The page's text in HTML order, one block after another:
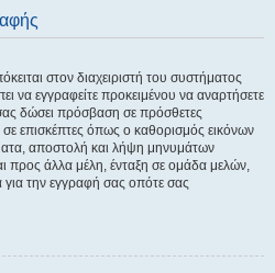
στον διαχειριστή του συστήματος
να εγγραφείτε προκειμένου να αναρτήσετε
δώσει πρόσβαση σε πρόσθετες
σε επισκέπτες όπως ο καθορισμός εικόνων
αποστολή και λήψη μηνυμάτων
προς άλλα μέλη, ένταξη σε ομάδα μελών,
για την εγγραφή σας οπότε σας